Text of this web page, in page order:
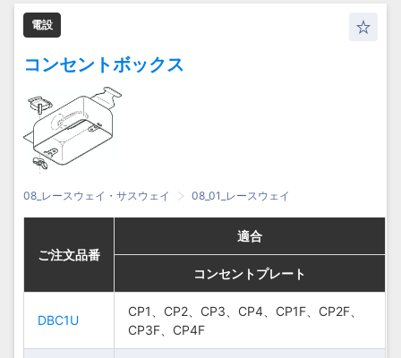
SD-DBC1
CP4F
SD-DBC1
CP4F
電設
コンセントボックス
08_レースウェイ・サスウェイ 08_01_レースウェイ
ご注文品番
コンセントプレート
CP1、CP2、CP3、
CP4、CP1F、
CP2F、CP3F、
ご注文品番
適合
コンセントプレート
DBC1U
CP1、CP2、CP3、CP4、CP1F、CP2F、
CP3F、CP4F
ご注文品番
コンセントプレート
CP1、CP2、CP3、
CP4、CP1F、
CP2F、CP3F、
ご注文品番
適合
コンセントプレート
DBC1U
CP1、CP2、CP3、CP4、CP1F、CP2F、
CP3F、CP4F